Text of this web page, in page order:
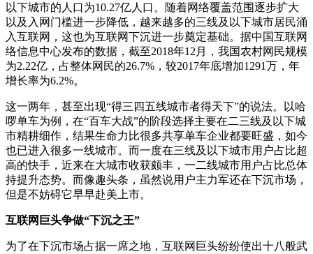
以下城市的人口为10.27亿人口。随着网络覆盖范围逐步扩大
以及入网门槛进一步降低，越来越多的三线及以下城市居民涌
入互联网，这也为互联网下沉进一步奠定基础。据中国互联网
络信息中心发布的数据，截至2018年12月，我国农村网民规模
为2.22亿，占整体网民的26.7%，较2017年底增加1291万，年
增长率为6.2%。
这一两年，甚至出现“得三四五线城市者得天下”的说法。以哈
啰单车为例，在“百车大战”的阶段选择主要在二三线及以下城
市精耕细作，结果生命力比很多共享单车企业都要旺盛，如今
也已进入很多一线城市。而一度在三线及以下城市用户占比超
高的快手，近来在大城市收获颇丰，一二线城市用户占比总体
持提升态势。而像趣头条，虽然说用户主力军还在下沉市场，
但是不妨碍它早早赴美上市。
互联网巨头争做“下沉之王”
为了在下沉市场占据一席之地，互联网巨头纷纷使出十八般武